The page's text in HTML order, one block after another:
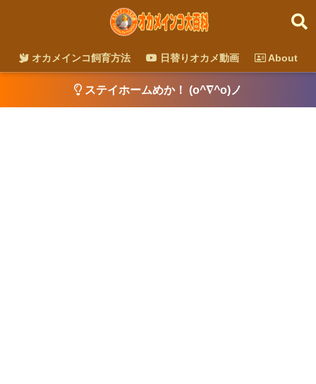
オカメインコ飼育方法 日替りオカメ動画 About
ステイホームめか！ (o^∇^o)ノ